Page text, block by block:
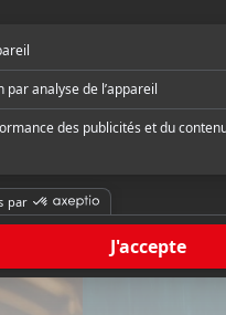
à l’origine. Plus
personnages
répond à la
simplification au
Lire la critique